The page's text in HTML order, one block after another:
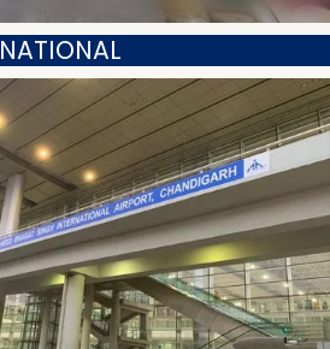
NATIONAL